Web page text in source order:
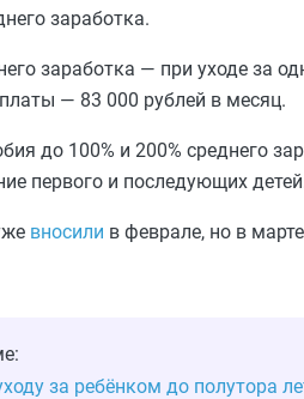
заработка.
заработка — при уходе за
— 83 000 рублей в месяц.
до 100% и 200% среднего
первого и последующих
вносили в феврале, но в
за ребёнком до полутора